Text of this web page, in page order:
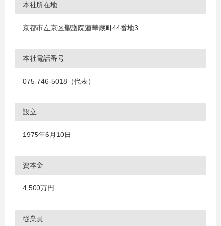
本社所在地
京都市左京区聖護院蓮華蔵町44番地3
本社電話番号
075-746-5018（代表）
設立
1975年6月10日
資本金
4,500万円
従業員